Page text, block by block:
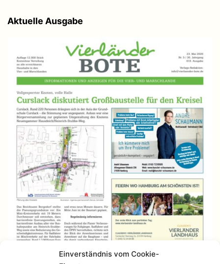
Einverständnis vom Cookie-
Aktuelle Ausgabe